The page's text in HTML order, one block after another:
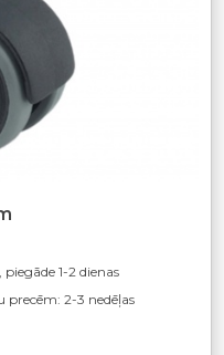
1-2 dienas
precēm: 2-3 nedēļas